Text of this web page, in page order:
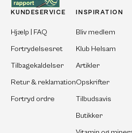
KUNDESERVICE
Hjælp | FAQ
Fortrydelsesret
Tilbagekaldelser
Retur & reklamation
Fortryd ordre
INSPIRATION
Bliv medlem
Klub Helsam
Artikler
Opskrifter
Tilbudsavis
Butikker